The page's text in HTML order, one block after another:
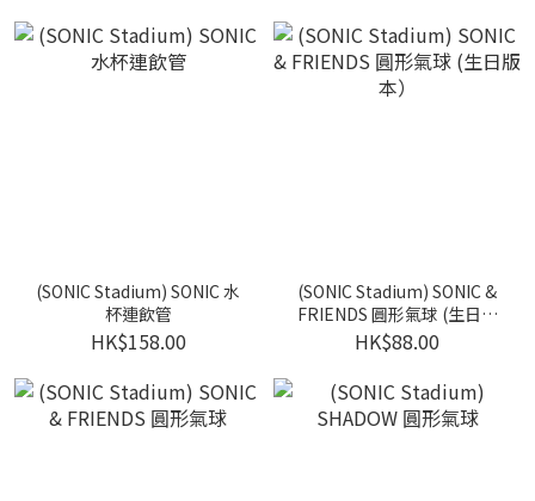
(SONIC Stadium) SONIC 水
杯連飲管
HK$158.00
(SONIC Stadium) SONIC &
FRIENDS 圓形氣球 (生日版
本）
HK$88.00